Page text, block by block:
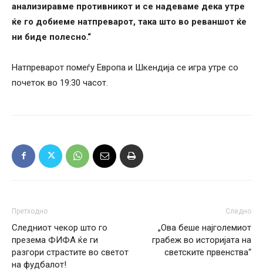
анализиравме противникот и се надеваме дека утре
ќе го добиеме натпреварот, така што во реваншот ќе
ни биде полесно.“
Натпреварот помеѓу Европа и Шкендија се игра утре со
почеток во 19:30 часот.
Претходно
Следниот чекор што го
презема ФИФА ќе ги
разгори страстите во светот
на фудбалот!
Следно
„Ова беше најголемиот
грабеж во историјата на
светските првенства“